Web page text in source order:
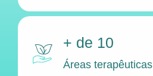
+ de 10
Áreas terapêuticas